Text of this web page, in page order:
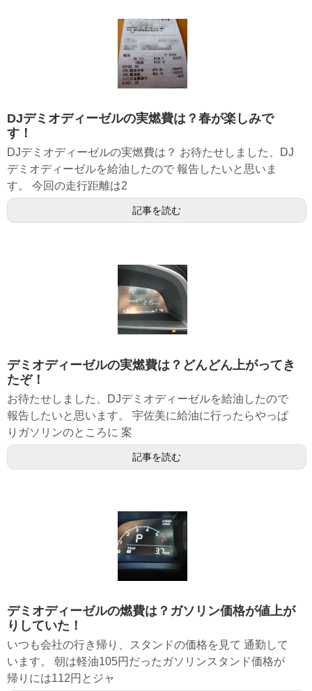
DJデミオディーゼルの実燃費は？春が楽しみで
す！
DJデミオディーゼルの実燃費は？ お待たせしました、DJ
デミオディーゼルを給油したので 報告したいと思いま
す。 今回の走行距離は2
記事を読む
デミオディーゼルの実燃費は？どんどん上がってき
たぞ！
お待たせしました、DJデミオディーゼルを給油したので
報告したいと思います。 宇佐美に給油に行ったらやっぱ
りガソリンのところに 案
記事を読む
デミオディーゼルの燃費は？ガソリン価格が値上が
りしていた！
いつも会社の行き帰り、スタンドの価格を見て 通勤して
います。 朝は軽油105円だったガソリンスタンド価格が
帰りには112円とジャ